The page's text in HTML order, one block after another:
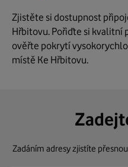
Zjistěte si dostupnost
Hřbitovu. Pořiďte si kvalitní
ověřte pokrytí
místě Ke Hřbitovu.
Zadáním adresy zjistíte